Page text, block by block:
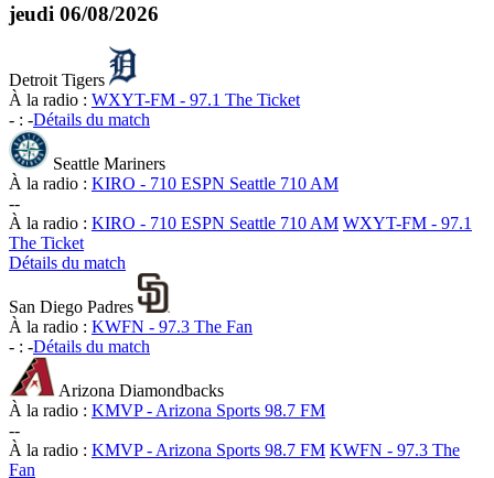
jeudi 06/08/2026
Detroit Tigers
À la radio : WXYT-FM - 97.1 The Ticket
- : -Détails du match
Seattle Mariners
À la radio : KIRO - 710 ESPN Seattle 710 AM
--
À la radio : KIRO - 710 ESPN Seattle 710 AM WXYT-FM - 97.1
The Ticket
Détails du match
San Diego Padres
À la radio : KWFN - 97.3 The Fan
- : -Détails du match
Arizona Diamondbacks
À la radio : KMVP - Arizona Sports 98.7 FM
--
À la radio : KMVP - Arizona Sports 98.7 FM KWFN - 97.3 The
Fan